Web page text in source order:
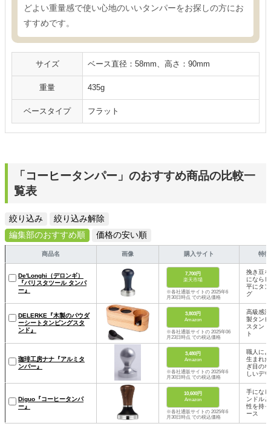
どよい重量感で使い心地のいいタンパーをお探しの方にお
すすめです。
サイズ ベース直径：58mm、高さ：90mm
重量 435g
ベースタイプ フラット
「コーヒータンパー」のおすすめ商品の比較一
覧表
絞り込み
絞り込み解除
編集部のおすすめ順
価格の安い順
商品名 画像 購入サイト 特徴
De'Longhi（デロンギ）
『バリスタツール タンパ
ー』
7,700円
楽天市場
※各社通販サイトの 2025年6
月30日時点 での税込価格
挽き豆
になら
平にタ
グ
DELERKE『木製のパウダ
ーシートタンピングスタ
ンド』
3,803円
Amazon
※各社通販サイトの 2025年06
月23日時点 での税込価格
高級感
製タン
スタン
ト
珈琲工房ナナ『アルミタ
ンパー』
3,480円
Amazon
※各社通販サイトの 2025年6
月30日時点 での税込価格
職人に
生まれ
ぎ目の
しいデ
Diguo『コーヒータンパ
ー』
10,600円
Amazon
※各社通販サイトの 2025年6
月30日時点 での税込価格
手にな
ンドル
性を持
ース